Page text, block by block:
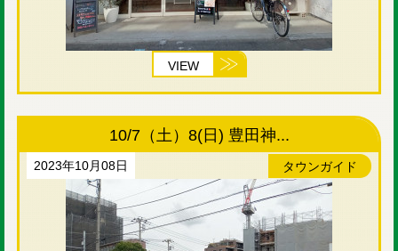
VIEW
10/7（土）8(日) 豊田神...
2023年10月08日 タウンガイド